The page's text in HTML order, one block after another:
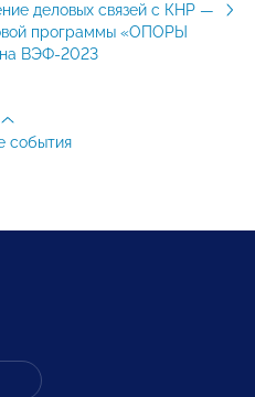
деловых связей с КНР —
программы «ОПОРЫ
ВЭФ-2023
события